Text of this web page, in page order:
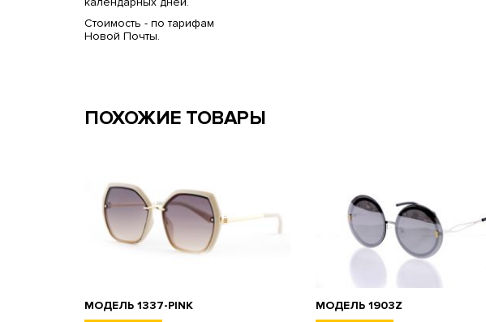
Стоимость - по тарифам
Новой Почты.
ПОХОЖИЕ ТОВАРЫ
МОДЕЛЬ 1337-PINK МОДЕЛЬ 1903Z